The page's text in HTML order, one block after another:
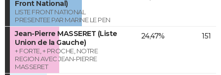
Front National)
LISTE FRONT NATIONAL
PRESENTEE PAR MARINE LE PEN
Jean-Pierre MASSERET (Liste
Union de la Gauche)
+ FORTE, + PROCHE, NOTRE
REGION AVEC JEAN-PIERRE
MASSERET
24,47% 151